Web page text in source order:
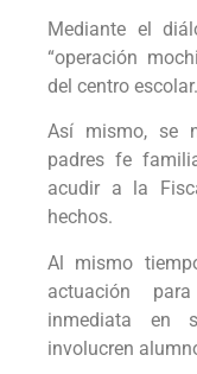
Mediante el
“operación
del centro escolar.
Así mismo, se
padres fe
acudir a la
hechos.
Al mismo
actuación
inmediata en
involucren